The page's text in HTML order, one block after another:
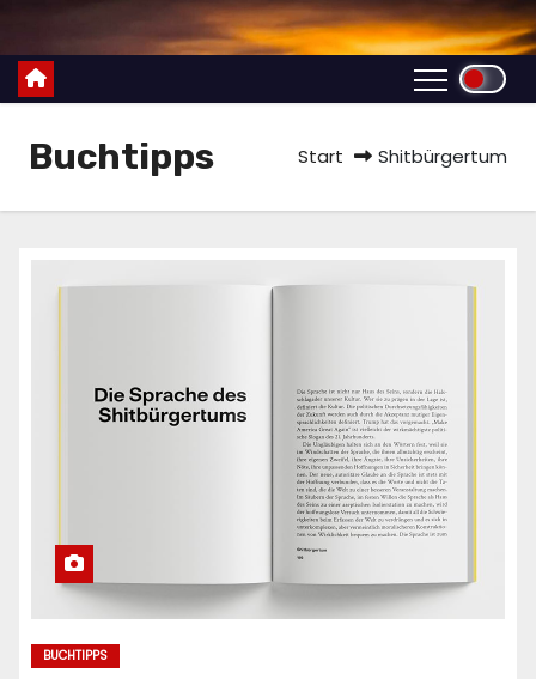
Inhalt
springen
Buchtipps Start Shitbürgertum
BUCHTIPPS